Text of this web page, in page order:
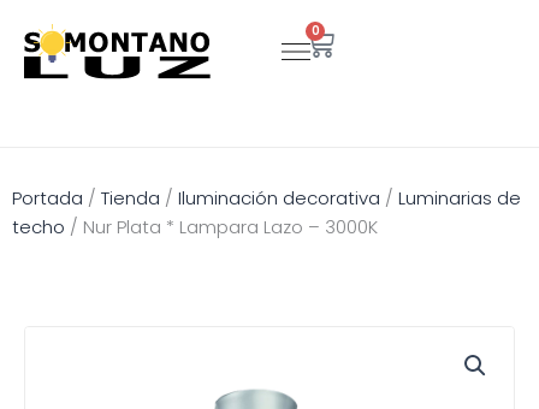
contenido
0
Carrito
Portada / Tienda / Iluminación decorativa / Luminarias de
techo / Nur Plata * Lampara Lazo – 3000K